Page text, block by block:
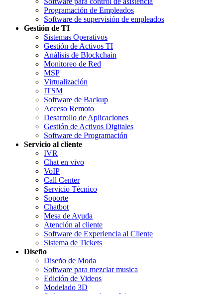
Programación de Empleados
Software de supervisión de empleados
Gestión de TI
Sistemas Operativos
Gestión de Activos TI
Análisis de Blockchain
Monitoreo de Red
MSP
Virtualización
ITSM
Software de Backup
Acceso Remoto
Desarrollo de Aplicaciones
Gestión de Activos Digitales
Software de Programación
Servicio al cliente
IVR
Chat en vivo
VoIP
Call Center
Servicio Técnico
Soporte
Chatbot
Mesa de Ayuda
Atención al cliente
Software de Experiencia al Cliente
Sistema de Tickets
Diseño
Diseño de Moda
Software para mezclar musica
Edición de Videos
Modelado 3D